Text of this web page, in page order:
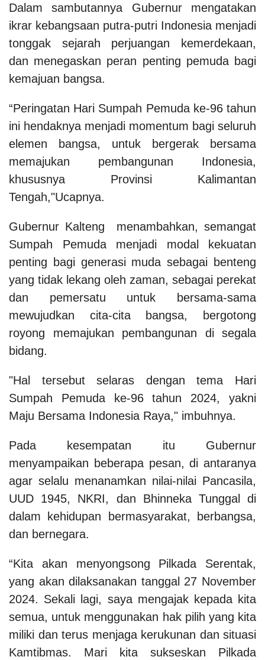
Dalam sambutannya Gubernur mengatakan
ikrar kebangsaan putra-putri Indonesia menjadi
tonggak sejarah perjuangan kemerdekaan,
dan menegaskan peran penting pemuda bagi
kemajuan bangsa.
“Peringatan Hari Sumpah Pemuda ke-96 tahun
ini hendaknya menjadi momentum bagi seluruh
elemen bangsa, untuk bergerak bersama
memajukan pembangunan Indonesia,
khususnya Provinsi Kalimantan
Tengah,"Ucapnya.
Gubernur Kalteng menambahkan, semangat
Sumpah Pemuda menjadi modal kekuatan
penting bagi generasi muda sebagai benteng
yang tidak lekang oleh zaman, sebagai perekat
dan pemersatu untuk bersama-sama
mewujudkan cita-cita bangsa, bergotong
royong memajukan pembangunan di segala
bidang.
"Hal tersebut selaras dengan tema Hari
Sumpah Pemuda ke-96 tahun 2024, yakni
Maju Bersama Indonesia Raya," imbuhnya.
Pada kesempatan itu Gubernur
menyampaikan beberapa pesan, di antaranya
agar selalu menanamkan nilai-nilai Pancasila,
UUD 1945, NKRI, dan Bhinneka Tunggal di
dalam kehidupan bermasyarakat, berbangsa,
dan bernegara.
“Kita akan menyongsong Pilkada Serentak,
yang akan dilaksanakan tanggal 27 November
2024. Sekali lagi, saya mengajak kepada kita
semua, untuk menggunakan hak pilih yang kita
miliki dan terus menjaga kerukunan dan situasi
Kamtibmas. Mari kita sukseskan Pilkada